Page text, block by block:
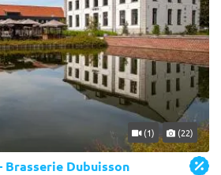
(1) (22)
Brasserie Dubuisson